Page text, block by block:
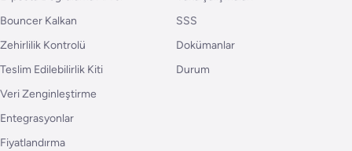
Bouncer Kalkan
Zehirlilik Kontrolü
Teslim Edilebilirlik Kiti
Veri Zenginleştirme
Entegrasyonlar
Fiyatlandırma
SSS
Dokümanlar
Durum